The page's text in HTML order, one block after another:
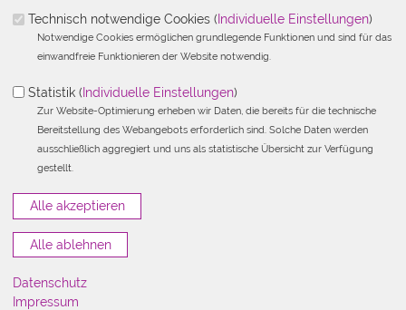
Die Verwendung der eingestellten Fotos ist fürredaktionelle
Verwendung im Rahmen einer Berichterstattung über Dr. Norbert
Hinweis: Bei Verwendung der Fotos ist das Copyright von Steffen
Roth, Andreas Chudowski, Tobias Koch bzw. von
anzugeben.
Pressefoto 1(10 MB)
Pressefoto 2(1 MB)
Pressefoto 3
Pressefoto 4
Pressefoto 5
Technisch notwendige Cookies ( Individuelle Einstellungen)
Notwendige Cookies ermöglichen grundlegende Funktionen und sind für das
einwandfreie Funktionieren der Website notwendig.
Statistik (Individuelle Einstellungen)
Zur Website-Optimierung erheben wir Daten, die bereits für die technische
Bereitstellung des Webangebots erforderlich sind. Solche Daten werden
ausschließlich aggregiert und uns als statistische Übersicht zur Verfügung
gestellt.
Datenschutz
Impressum